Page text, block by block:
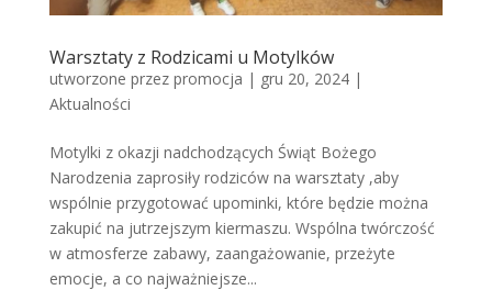
Warsztaty z Rodzicami u Motylków
utworzone przez promocja | gru 20, 2024|
Aktualności
Motylki z okazji nadchodzących Świąt Bożego
Narodzenia zaprosiły rodziców na warsztaty ,aby
wspólnie przygotować upominki, które będzie można
zakupić na jutrzejszym kiermaszu. Wspólna twórczość
w atmosferze zabawy, zaangażowanie, przeżyte
emocje, a co najważniejsze...